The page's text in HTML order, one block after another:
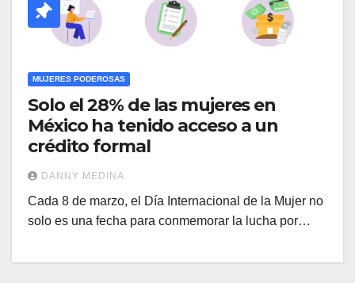
MUJERES PODEROSAS
Solo el 28% de las mujeres en
México ha tenido acceso a un
crédito formal
DANNY MEDINA
Cada 8 de marzo, el Día Internacional de la Mujer no
solo es una fecha para conmemorar la lucha por…